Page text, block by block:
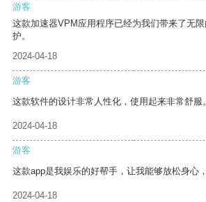
游客
这款加速器VPM应用程序已经为我们带来了无
护。
2024-04-18
游客
这款软件的设计非常人性化，使用起来非常舒服。
2024-04-18
游客
这款app是我娱乐的好帮手，让我能够放松身心
2024-04-18